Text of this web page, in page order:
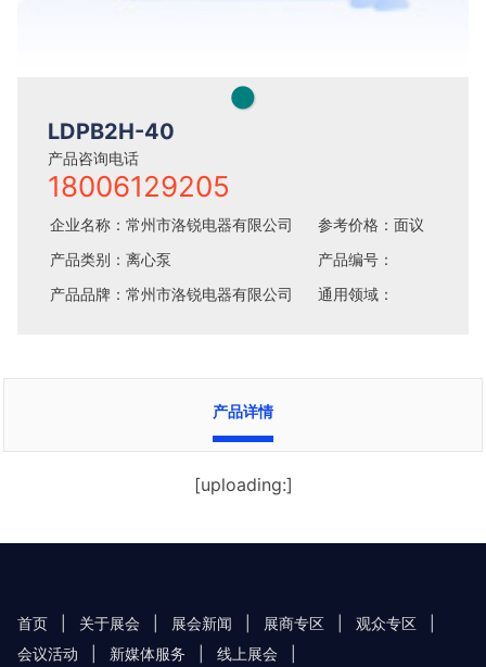
●
LDPB2H-40
产品咨询电话
18006129205
企业名称：常州市洛锐电器有限公司
参考价格：面议
产品类别：离心泵
产品编号：
产品品牌：常州市洛锐电器有限公司
通用领域：
产品详情
[uploading:]
首页 关于展会 展会新闻 展商专区 观众专区
会议活动
新媒体服务 线上展会